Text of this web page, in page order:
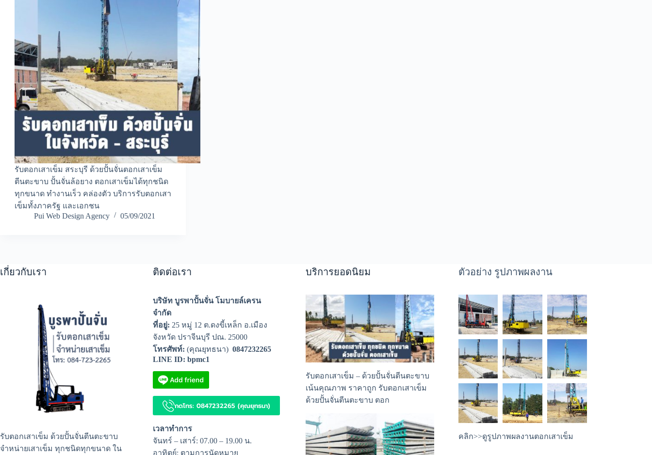
รับตอกเสาเข็ม สระบุรี ด้วยปั้นจั่นตอกเสาเข็ม
ตีนตะขาบ ปั้นจั่นล้อยาง ตอกเสาเข็มได้ทุกชนิด
ทุกขนาด ทำงานเร็ว คล่องตัว บริการรับตอกเสา
เข็มทั้งภาครัฐ และเอกชน
Pui Web Design Agency
05/09/2021
เกี่ยวกับเรา
รับตอกเสาเข็ม ด้วยปั้นจั่นตีนตะขาบ
จำหน่ายเสาเข็ม ทุกชนิดทุกขนาด ใน
ติดต่อเรา
บริษัท บูรพาปั้นจั่น โมบายล์เครน
จำกัด
ที่อยู่: 25 หมู่ 12 ต.ดงขี้เหล็ก อ.เมือง
จังหวัด ปราจีนบุรี ปณ. 25000
โทรศัพท์: (คุณยุทธนา) 0847232265
LINE ID: bpmc1
กดโทร: 0847232265 (คุณยุทธนา)
เวลาทำการ
จันทร์ – เสาร์: 07.00 – 19.00 น.
อาทิตย์: ตามการนัดหมาย
บริการยอดนิยม
รับตอกเสาเข็ม – ด้วยปั้นจั่นตีนตะขาบ
เน้นคุณภาพ ราคาถูก รับตอกเสาเข็ม
ด้วยปั้นจั่นตีนตะขาบ ตอก
ตัวอย่าง รูปภาพผลงาน
คลิก>>ดูรูปภาพผลงานตอกเสาเข็ม